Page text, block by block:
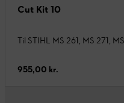
Cut Kit 10
Til STIHL MS 261, MS 271,
955,00 kr.